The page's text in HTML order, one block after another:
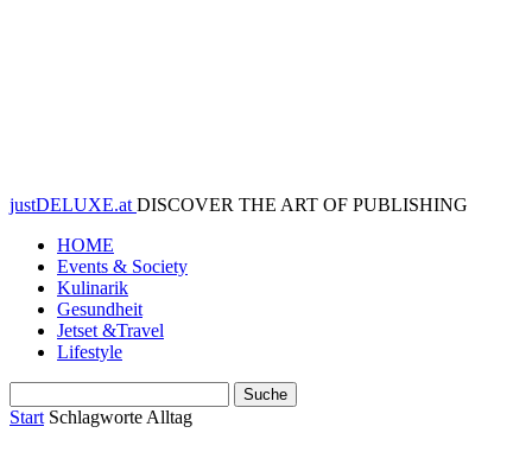
justDELUXE.at DISCOVER THE ART OF PUBLISHING
HOME
Events & Society
Kulinarik
Gesundheit
Jetset &Travel
Lifestyle
Start Schlagworte Alltag